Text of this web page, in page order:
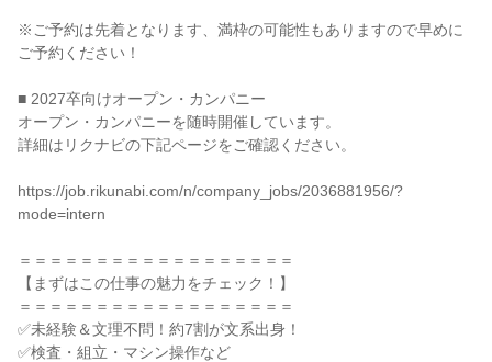
※ご予約は先着となります、満枠の可能性もありますので早めに
ご予約ください！
■ 2027卒向けオープン・カンパニー
オープン・カンパニーを随時開催しています。
詳細はリクナビの下記ページをご確認ください。
https://job.rikunabi.com/n/company_jobs/2036881956/?
mode=intern
＝＝＝＝＝＝＝＝＝＝＝＝＝＝＝＝＝＝
【まずはこの仕事の魅力をチェック！】
＝＝＝＝＝＝＝＝＝＝＝＝＝＝＝＝＝＝
✅未経験＆文理不問！約7割が文系出身！
✅検査・組立・マシン操作など